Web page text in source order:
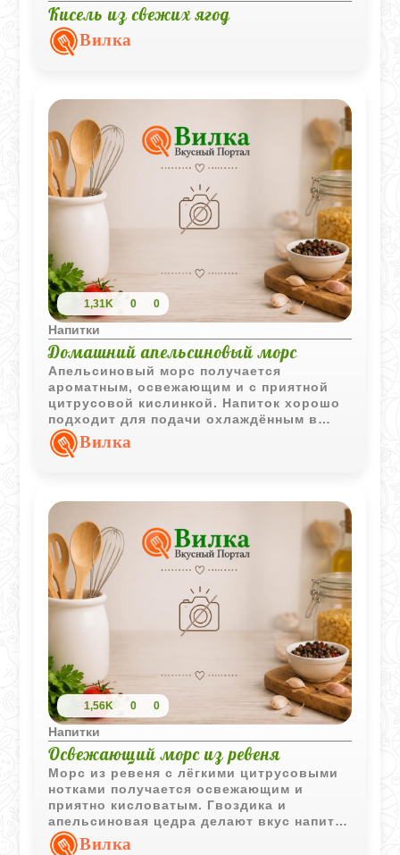
Кисель из свежих ягод
Вилка
1,31K 0 0
Напитки
Домашний апельсиновый морс
Апельсиновый морс получается
ароматным, освежающим и с приятной
цитрусовой кислинкой. Напиток хорошо
подходит для подачи охлаждённым в
тёплое время года.
Вилка
1,56K 0 0
Напитки
Освежающий морс из ревеня
Морс из ревеня с лёгкими цитрусовыми
нотками получается освежающим и
приятно кисловатым. Гвоздика и
апельсиновая цедра делают вкус напитка
более ароматным и выразительным.
Вилка